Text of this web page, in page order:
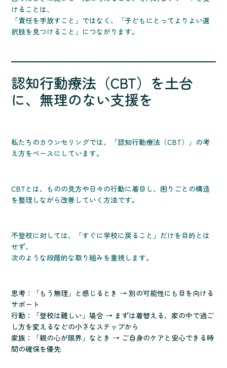
けることは、
「責任を手放すこと」ではなく、「子どもにとってよりよい選
択肢を見つけること」につながります。
認知行動療法（CBT）を土台
に、無理のない支援を
私たちのカウンセリングでは、「認知行動療法（CBT）」の考
え方をベースにしています。
CBTとは、ものの見方や日々の行動に着目し、困りごとの構造
を整理しながら改善していく方法です。
不登校に対しては、「すぐに学校に戻ること」だけを目的とは
せず、
次のような段階的な取り組みを重視します。
思考：「もう無理」と感じるとき → 別の可能性にも目を向ける
サポート
行動：「登校は難しい」場合 → まずは着替える、家の中で過ご
し方を変えるなどの小さなステップから
家族：「親の心が限界」なとき → ご自身のケアと安心できる時
間の確保を優先